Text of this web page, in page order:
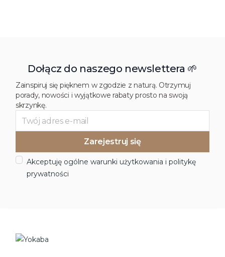
Dołącz do naszego newslettera 🌱
Zainspiruj się pięknem w zgodzie z naturą. Otrzymuj
porady, nowości i wyjątkowe rabaty prosto na swoją
skrzynkę.
Akceptuję ogólne warunki użytkowania i politykę
prywatności